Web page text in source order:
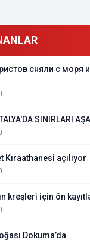
сняли с моря
SINIRLARI
Kıraathanesi açılıyor
kreşleri için ön
Dokuma’da